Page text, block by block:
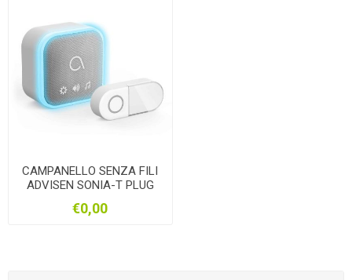
CAMPANELLO SENZA FILI
ADVISEN SONIA-T PLUG
€0,00